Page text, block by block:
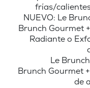
frías/
NUEVO: Le
Brunch Gourmet
Radiante o
Le
Brunch Gourmet
de